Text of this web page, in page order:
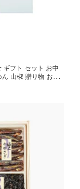
ギフト セット お中
山椒 贈り物 お取
歳暮 歳暮 冬ギフト